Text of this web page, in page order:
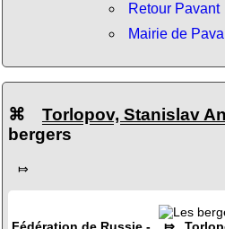
Retour Pavant
Mairie de
⌘ Torlopov, Stanislav
bergers
⤇
Fédération de Russie - ⤇